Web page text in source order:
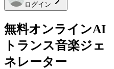
ログイン
無料オンラインAI
トランス音楽ジェ
ネレーター